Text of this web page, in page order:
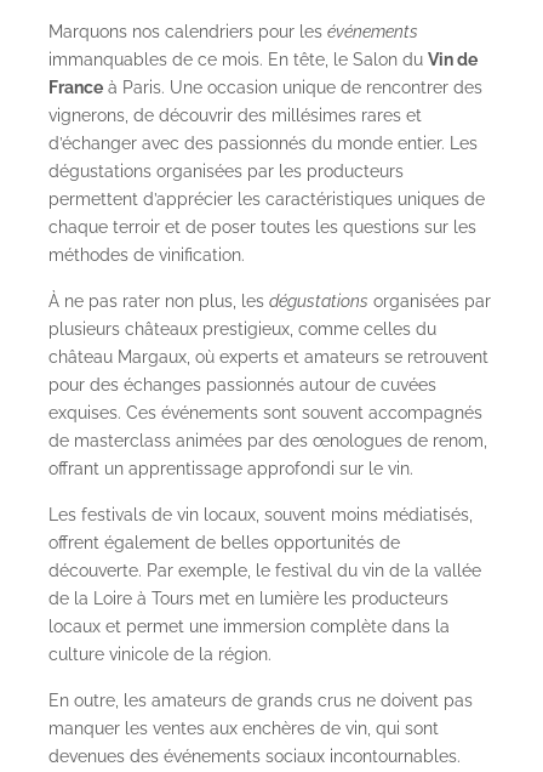
Marquons nos calendriers pour les événements
immanquables de ce mois. En tête, le Salon du Vin de
France à Paris. Une occasion unique de rencontrer des
vignerons, de découvrir des millésimes rares et
d’échanger avec des passionnés du monde entier. Les
dégustations organisées par les producteurs
permettent d’apprécier les caractéristiques uniques de
chaque terroir et de poser toutes les questions sur les
méthodes de vinification.
À ne pas rater non plus, les dégustations organisées par
plusieurs châteaux prestigieux, comme celles du
château Margaux , où experts et amateurs se retrouvent
pour des échanges passionnés autour de cuvées
exquises. Ces événements sont souvent accompagnés
de masterclass animées par des œnologues de renom,
offrant un apprentissage approfondi sur le vin.
Les festivals de vin locaux, souvent moins médiatisés,
offrent également de belles opportunités de
découverte. Par exemple, le festival du vin de la vallée
de la Loire à Tours met en lumière les producteurs
locaux et permet une immersion complète dans la
culture vinicole de la région.
En outre, les amateurs de grands crus ne doivent pas
manquer les ventes aux enchères de vin, qui sont
devenues des événements sociaux incontournables.